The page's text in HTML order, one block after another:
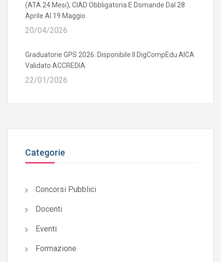
(ATA 24 Mesi), CIAD Obbligatoria E Domande Dal 28
Aprile Al 19 Maggio
20/04/2026
Graduatorie GPS 2026: Disponibile Il DigCompEdu AICA
Validato ACCREDIA
22/01/2026
Categorie
Concorsi Pubblici
Docenti
Eventi
Formazione